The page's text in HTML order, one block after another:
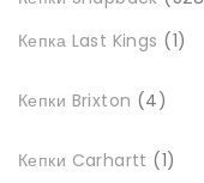
Кепка Last Kings
11
Кепки Brixton
4товари
Кепки Carhartt 1товар